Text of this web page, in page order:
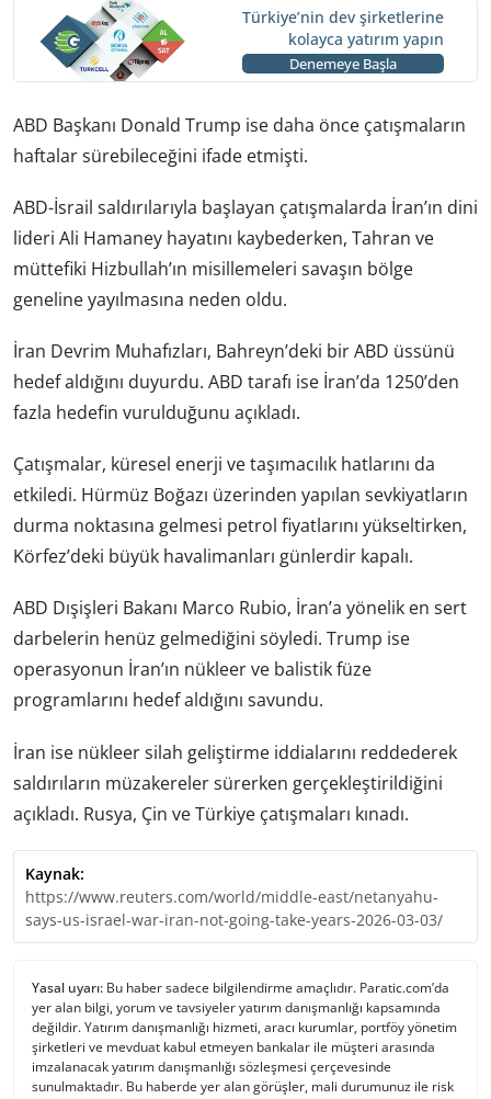
Türkiye’nin dev şirketlerine
kolayca yatırım yapın
Denemeye Başla
ABD Başkanı Donald Trump ise daha önce çatışmaların
haftalar sürebileceğini ifade etmişti.
ABD-İsrail saldırılarıyla başlayan çatışmalarda İran’ın dini
lideri Ali Hamaney hayatını kaybederken, Tahran ve
müttefiki Hizbullah’ın misillemeleri savaşın bölge
geneline yayılmasına neden oldu.
İran Devrim Muhafızları, Bahreyn’deki bir ABD üssünü
hedef aldığını duyurdu. ABD tarafı ise İran’da 1250’den
fazla hedefin vurulduğunu açıkladı.
Çatışmalar, küresel enerji ve taşımacılık hatlarını da
etkiledi. Hürmüz Boğazı üzerinden yapılan sevkiyatların
durma noktasına gelmesi petrol fiyatlarını yükseltirken,
Körfez’deki büyük havalimanları günlerdir kapalı.
ABD Dışişleri Bakanı Marco Rubio, İran’a yönelik en sert
darbelerin henüz gelmediğini söyledi. Trump ise
operasyonun İran’ın nükleer ve balistik füze
programlarını hedef aldığını savundu.
İran ise nükleer silah geliştirme iddialarını reddederek
saldırıların müzakereler sürerken gerçekleştirildiğini
açıkladı. Rusya, Çin ve Türkiye çatışmaları kınadı.
Kaynak:
https://www.reuters.com/world/middle-east/netanyahu-
says-us-israel-war-iran-not-going-take-years-2026-03-03/
Yasal uyarı: Bu haber sadece bilgilendirme amaçlıdır. Paratic.com’da
yer alan bilgi, yorum ve tavsiyeler yatırım danışmanlığı kapsamında
değildir. Yatırım danışmanlığı hizmeti, aracı kurumlar, portföy yönetim
şirketleri ve mevduat kabul etmeyen bankalar ile müşteri arasında
imzalanacak yatırım danışmanlığı sözleşmesi çerçevesinde
sunulmaktadır. Bu haberde yer alan görüşler, mali durumunuz ile risk